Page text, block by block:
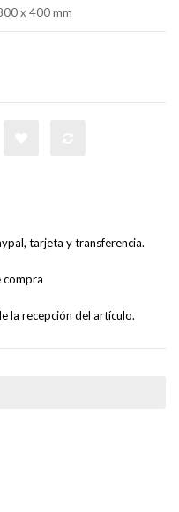
x 400 mm
tarjeta y transferencia.
compra
la recepción del artículo.